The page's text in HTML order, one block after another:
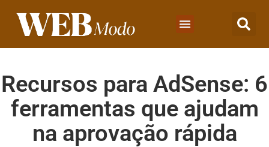
Recursos para AdSense: 6
ferramentas que ajudam
na aprovação rápida